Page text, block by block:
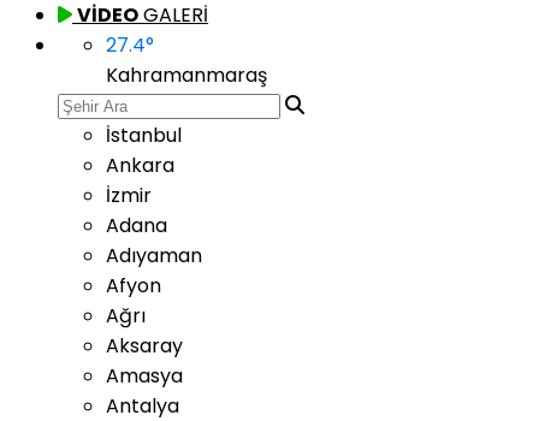
VİDEOGALERİ
27.4°
Kahramanmaraş
İstanbul
Ankara
İzmir
Adana
Adıyaman
Afyon
Ağrı
Aksaray
Amasya
Antalya